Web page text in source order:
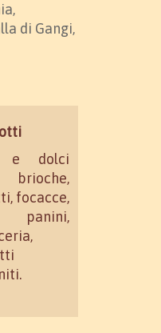
di Gangi,
e dolci
brioche,
focacce,
panini,